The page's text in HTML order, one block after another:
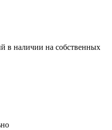
в наличии на собственных